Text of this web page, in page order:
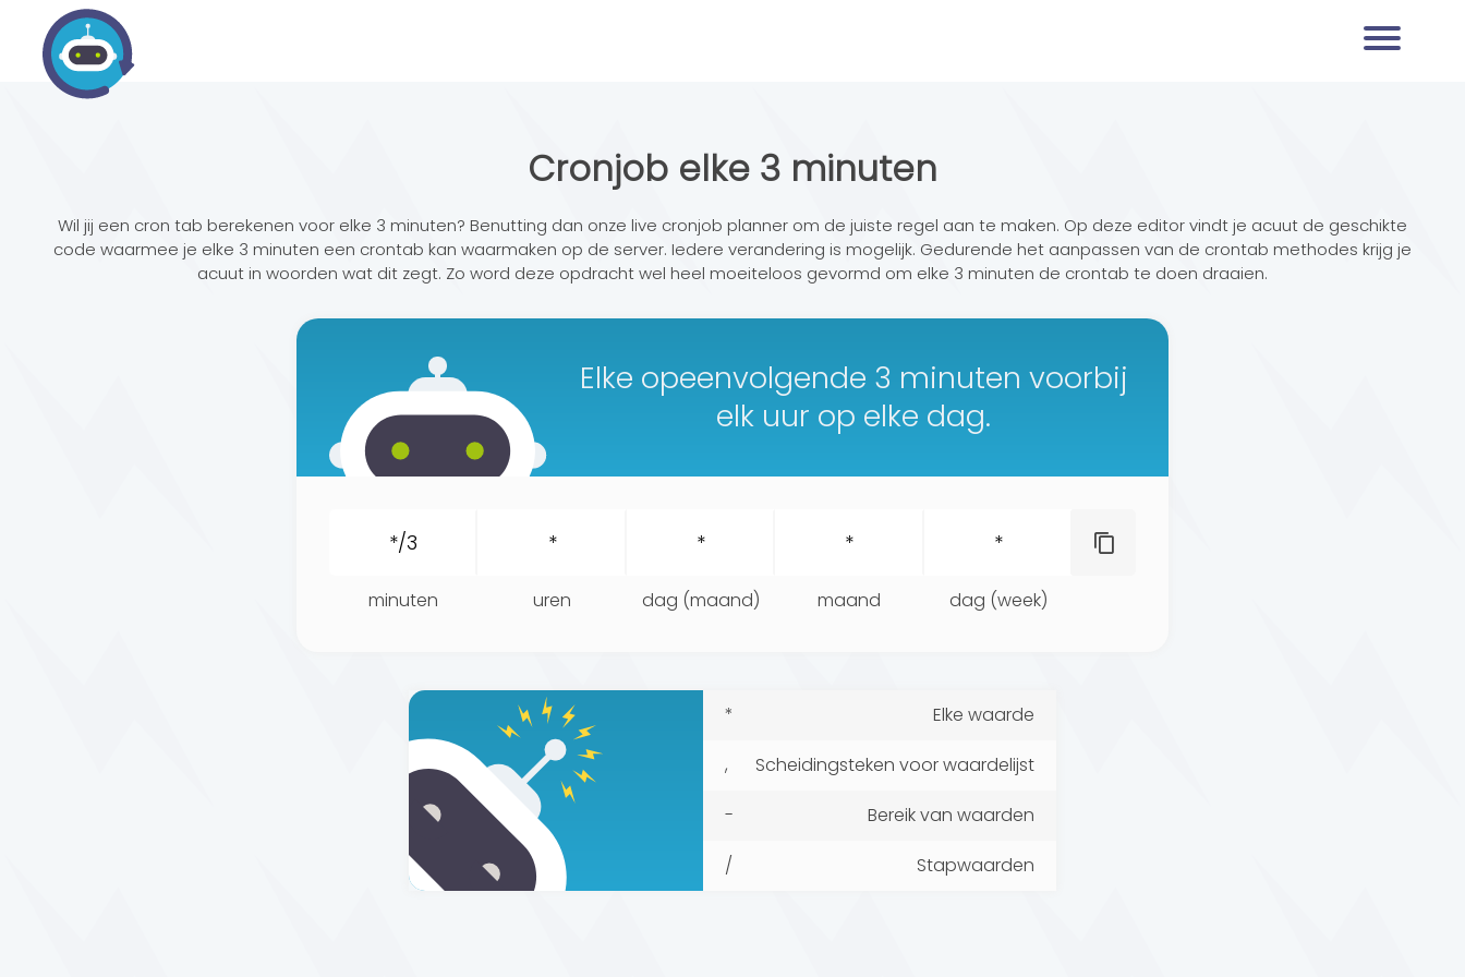
Cronjob elke 3 minuten
Wil jij een cron tab berekenen voor elke 3 minuten? Benutting dan onze live cronjob planner om de juiste regel aan te maken. Op deze editor vindt je acuut de geschikte
code waarmee je elke 3 minuten een crontab kan waarmaken op de server. Iedere verandering is mogelijk. Gedurende het aanpassen van de crontab methodes krijg je
acuut in woorden wat dit zegt. Zo word deze opdracht wel heel moeiteloos gevormd om elke 3 minuten de crontab te doen draaien.
Elke opeenvolgende 3 minuten voorbij
elk uur op elke dag.
minuten uren dag (maand) maand dag (week)
*
Elke waarde
,
Scheidingsteken voor waardelijst
-
Bereik van waarden
/
Stapwaarden